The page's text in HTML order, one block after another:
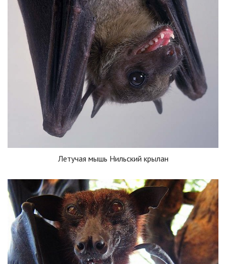
Летучая мышь Нильский крылан